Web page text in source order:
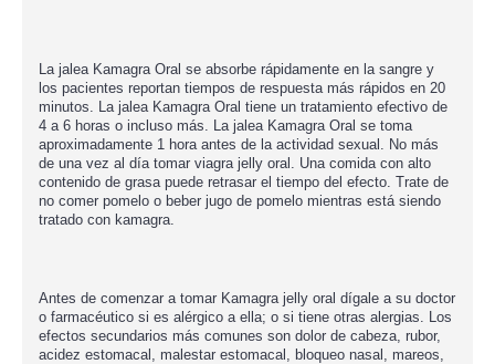
La jalea Kamagra Oral se absorbe rápidamente en la sangre y
los pacientes reportan tiempos de respuesta más rápidos en 20
minutos. La jalea Kamagra Oral tiene un tratamiento efectivo de
4 a 6 horas o incluso más. La jalea Kamagra Oral se toma
aproximadamente 1 hora antes de la actividad sexual. No más
de una vez al día tomar viagra jelly oral. Una comida con alto
contenido de grasa puede retrasar el tiempo del efecto. Trate de
no comer pomelo o beber jugo de pomelo mientras está siendo
tratado con kamagra.
Antes de comenzar a tomar Kamagra jelly oral dígale a su doctor
o farmacéutico si es alérgico a ella; o si tiene otras alergias. Los
efectos secundarios más comunes son dolor de cabeza, rubor,
acidez estomacal, malestar estomacal, bloqueo nasal, mareos,